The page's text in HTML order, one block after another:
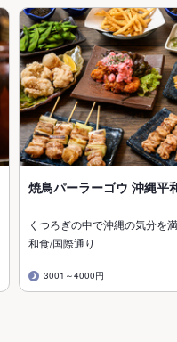
焼鳥パーラーゴウ 沖縄平
くつろぎの中で沖縄の気分を
和食/国際通り
3001～4000円